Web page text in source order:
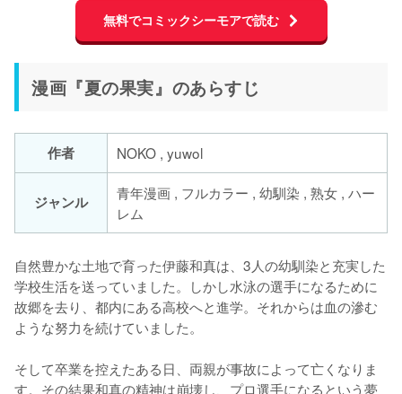
無料でコミックシーモアで読む
漫画『夏の果実』のあらすじ
作者 NOKO , yuwol
ジャンル
青年漫画 , フルカラー , 幼馴染 , 熟女 , ハー
レム
自然豊かな土地で育った伊藤和真は、3人の幼馴染と充実した
学校生活を送っていました。しかし水泳の選手になるために
故郷を去り、都内にある高校へと進学。それからは血の滲む
ような努力を続けていました。
そして卒業を控えたある日、両親が事故によって亡くなりま
す。その結果和真の精神は崩壊し、プロ選手になるという夢